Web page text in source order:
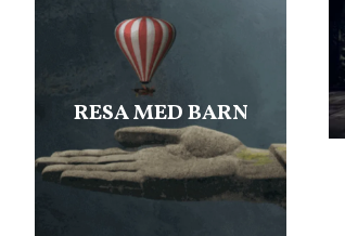
RESA MED BARN